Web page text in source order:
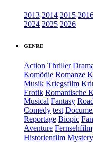
2013 2014 2015 2016
2024 2025 2026
GENRE
Action Thriller Drama
Komödie Romanze
Musik Kriegsfilm
Erotik Romantische
Musical Fantasy
Comedy test
Reportage Biopic
Aventure Fernsehfilm
Historienfilm Mystery